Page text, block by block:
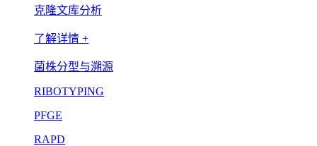
克隆文库分析
了解详情 +
菌株分型与溯源
RIBOTYPING
PFGE
RAPD